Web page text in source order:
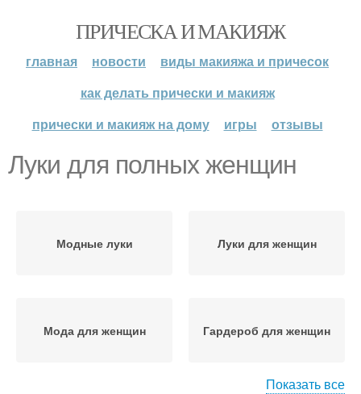
ПРИЧЕСКА И МАКИЯЖ
главная новости
виды макияжа и причесок
как делать прически и макияж
прически и макияж на дому
игры отзывы
Луки для полных женщин
Модные луки Луки для женщин
Мода для женщин Гардероб для женщин
Показать все